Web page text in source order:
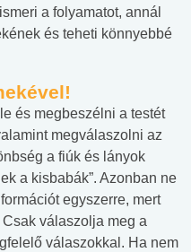
a folyamatot, annál
és teheti könnyebbé
és megbeszélni a testét
megválaszolni az
a fiúk és lányok
a kisbabák”. Azonban ne
egyszerre, mert
válaszolja meg a
válaszokkal. Ha nem